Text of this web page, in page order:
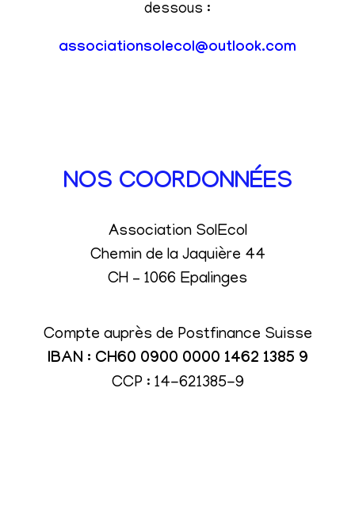
dessous :
associationsolecol@outlook.com
NOS COORDONNÉES
Association SolEcol
Chemin de la Jaquière 44
CH – 1066 Epalinges
Compte auprès de Postfinance Suisse
IBAN : CH60 0900 0000 1462 1385 9
CCP : 14-621385-9